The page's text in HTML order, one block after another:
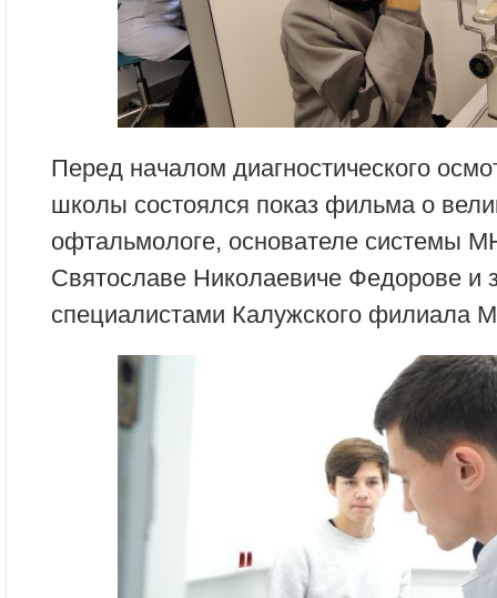
Перед началом диагностического
школы состоялся показ фильма о
офтальмологе, основателе системы
Святославе Николаевиче Федорове и
специалистами Калужского филиала